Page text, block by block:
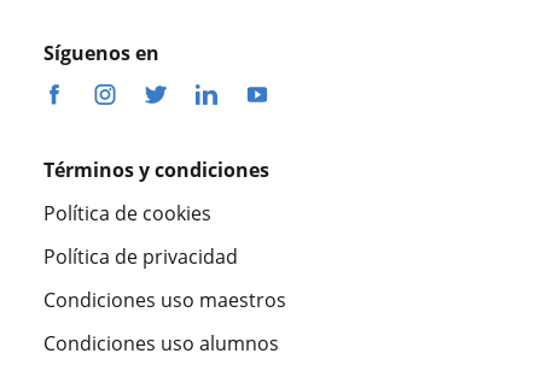
Síguenos en
Términos y condiciones
Política de cookies
Política de privacidad
Condiciones uso maestros
Condiciones uso alumnos